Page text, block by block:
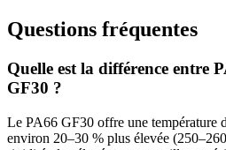
Questions fréquentes
Quelle est la différence entre
GF30 ?
Le PA66 GF30 offre une température
environ 20–30 % plus élevée